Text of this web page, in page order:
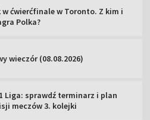
w ćwierćfinale w Toronto. Z kim i
Polka?
wieczór (08.08.2026)
Liga: sprawdź terminarz i plan
meczów 3. kolejki